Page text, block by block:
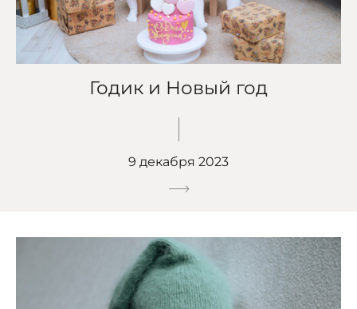
Годик и Новый год
9 декабря 2023